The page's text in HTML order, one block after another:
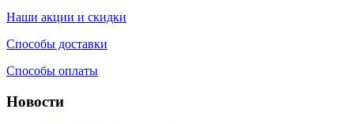
Наши акции и скидки
Способы доставки
Способы оплаты
Новости